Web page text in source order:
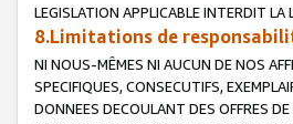
LEGISLATION APPLICABLE INTERDIT LA
8.Limitations de
NI NOUS-MÊMES NI AUCUN DE NOS
SPECIFIQUES, CONSECUTIFS,
DONNEES DECOULANT DES OFFRES